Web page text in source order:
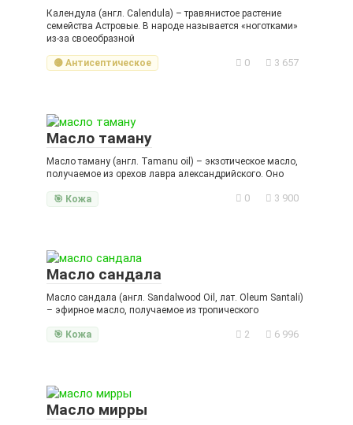
Календула (англ. Calendula) – травянистое растение
семейства Астровые. В народе называется «ноготками»
из-за своеобразной
🟡 Антисептическое 0 3 657
Масло таману
Масло таману (англ. Tamanu oil) – экзотическое масло,
получаемое из орехов лавра александрийского. Оно
🎯 Кожа 0 3 900
Масло сандала
Масло сандала (англ. Sandalwood Oil, лат. Oleum Santali)
– эфирное масло, получаемое из тропического
🎯 Кожа 2 6 996
Масло мирры